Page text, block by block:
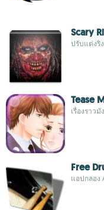
Scary
ปรับแต่งริ
Tease
เรื่องราว
Free
แอปกลอง